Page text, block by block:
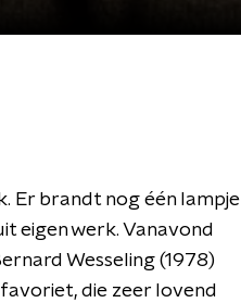
Er brandt nog één lampje
eigen werk. Vanavond
Wesseling (1978)
die zeer lovend